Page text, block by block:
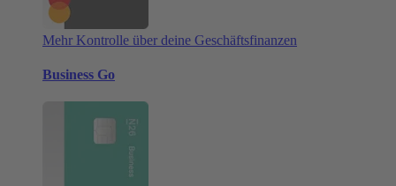
Mehr Kontrolle über deine Geschäftsfinanzen
Business Go